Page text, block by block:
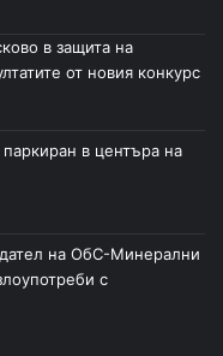
в защита на
от новия конкурс
в центъра на
на ОбС-Минерални
с